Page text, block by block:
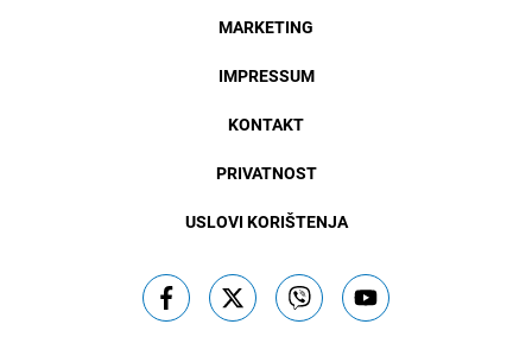
MARKETING
IMPRESSUM
KONTAKT
PRIVATNOST
USLOVI KORIŠTENJA